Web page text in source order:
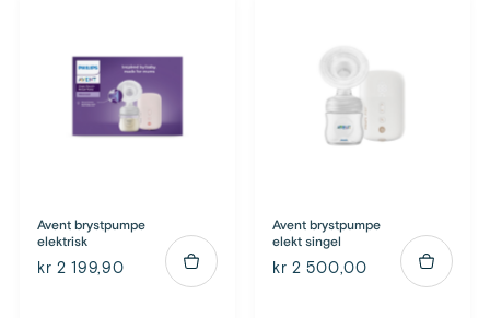
Avent brystpumpe
elektrisk
kr 2 199,90
Avent brystpumpe
elekt singel
kr 2 500,00